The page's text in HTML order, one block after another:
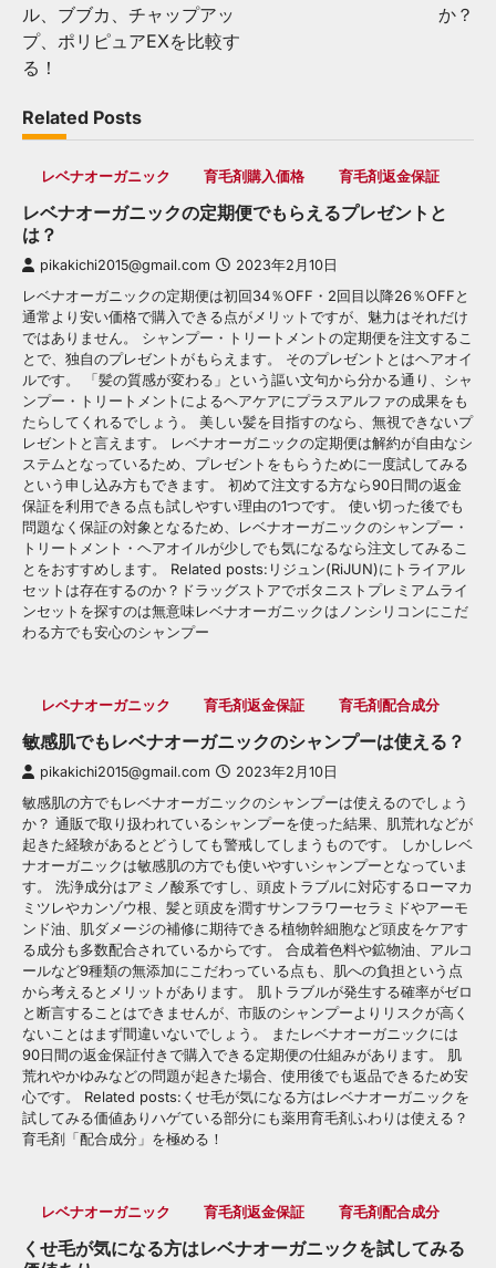
ル、ブブカ、チャップアッ
プ、ポリピュアEXを比較す
る！
か？
Related Posts
レベナオーガニック 育毛剤購入価格 育毛剤返金保証
レベナオーガニックの定期便でもらえるプレゼントと
は？
pikakichi2015@gmail.com 2023年2月10日
レベナオーガニックの定期便は初回34％OFF・2回目以降26％OFFと
通常より安い価格で購入できる点がメリットですが、魅力はそれだけ
ではありません。 シャンプー・トリートメントの定期便を注文するこ
とで、独自のプレゼントがもらえます。 そのプレゼントとはヘアオイ
ルです。 「髪の質感が変わる」という謳い文句から分かる通り、シャ
ンプー・トリートメントによるヘアケアにプラスアルファの成果をも
たらしてくれるでしょう。 美しい髪を目指すのなら、無視できないプ
レゼントと言えます。 レベナオーガニックの定期便は解約が自由なシ
ステムとなっているため、プレゼントをもらうために一度試してみる
という申し込み方もできます。 初めて注文する方なら90日間の返金
保証を利用できる点も試しやすい理由の1つです。 使い切った後でも
問題なく保証の対象となるため、レベナオーガニックのシャンプー・
トリートメント・ヘアオイルが少しでも気になるなら注文してみるこ
とをおすすめします。 Related posts:リジュン(RiJUN)にトライアル
セットは存在するのか？ドラッグストアでボタニストプレミアムライ
ンセットを探すのは無意味レベナオーガニックはノンシリコンにこだ
わる方でも安心のシャンプー
レベナオーガニック 育毛剤返金保証 育毛剤配合成分
敏感肌でもレベナオーガニックのシャンプーは使える？
pikakichi2015@gmail.com 2023年2月10日
敏感肌の方でもレベナオーガニックのシャンプーは使えるのでしょう
か？ 通販で取り扱われているシャンプーを使った結果、肌荒れなどが
起きた経験があるとどうしても警戒してしまうものです。 しかしレベ
ナオーガニックは敏感肌の方でも使いやすいシャンプーとなっていま
す。 洗浄成分はアミノ酸系ですし、頭皮トラブルに対応するローマカ
ミツレやカンゾウ根、髪と頭皮を潤すサンフラワーセラミドやアーモ
ンド油、肌ダメージの補修に期待できる植物幹細胞など頭皮をケアす
る成分も多数配合されているからです。 合成着色料や鉱物油、アルコ
ールなど9種類の無添加にこだわっている点も、肌への負担という点
から考えるとメリットがあります。 肌トラブルが発生する確率がゼロ
と断言することはできませんが、市販のシャンプーよりリスクが高く
ないことはまず間違いないでしょう。 またレベナオーガニックには
90日間の返金保証付きで購入できる定期便の仕組みがあります。 肌
荒れやかゆみなどの問題が起きた場合、使用後でも返品できるため安
心です。 Related posts:くせ毛が気になる方はレベナオーガニックを
試してみる価値ありハゲている部分にも薬用育毛剤ふわりは使える？
育毛剤「配合成分」を極める！
レベナオーガニック 育毛剤返金保証 育毛剤配合成分
くせ毛が気になる方はレベナオーガニックを試してみる